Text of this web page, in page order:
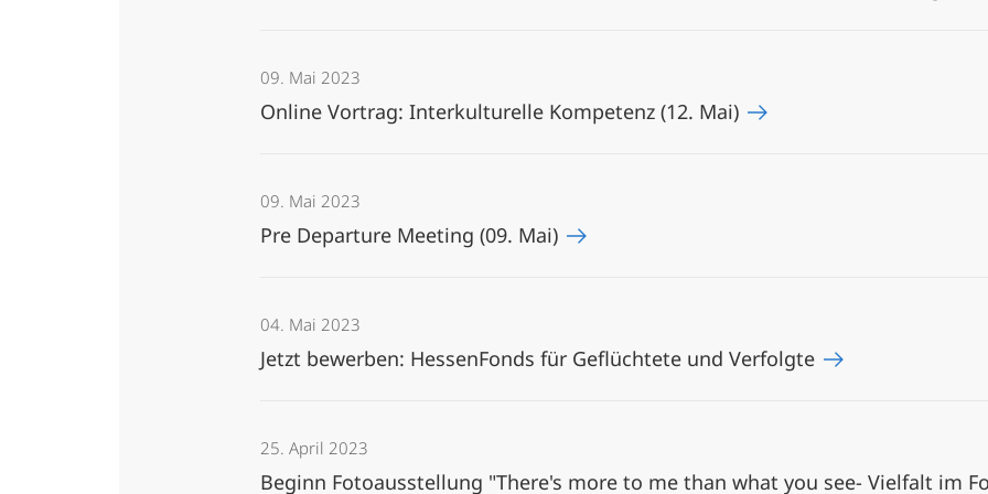
09. Mai 2023
Online Vortrag: Interkulturelle Kompetenz (12. Mai)
09. Mai 2023
Pre Departure Meeting (09. Mai)
04. Mai 2023
Jetzt bewerben: HessenFonds für Geflüchtete und Verfolgte
25. April 2023
Beginn Fotoausstellung "There's more to me than what you see- Vielfalt im